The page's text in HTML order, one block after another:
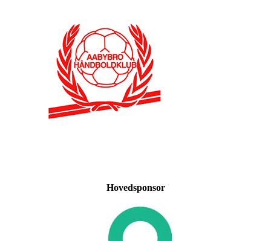
Hovedsponsor